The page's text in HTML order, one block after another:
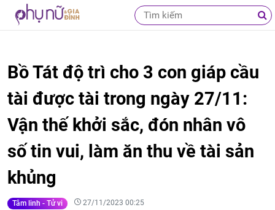
Bồ Tát độ trì cho 3 con giáp cầu
tài được tài trong ngày 27/11:
Vận thế khởi sắc, đón nhân vô
số tin vui, làm ăn thu về tài sản
khủng
Tâm linh - Tử vi 27/11/2023 00:25